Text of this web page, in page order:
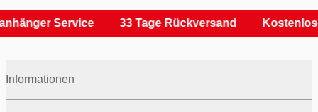
Service 33 Tage Rückversand
Informationen